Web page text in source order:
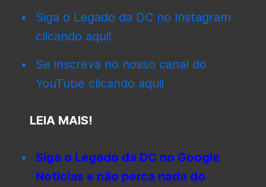
Siga o Legado da DC no Instagram
clicando aqui!
Se inscreva no nosso canal do
YouTube clicando aqui!
LEIA MAIS!
Siga o Legado da DC no Google
Notícias e não perca nada do